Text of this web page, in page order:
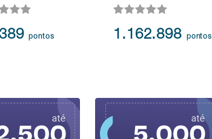
pontos 1.162.898 pontos